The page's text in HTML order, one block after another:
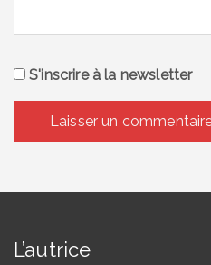
S'inscrire à la newsletter
L’autrice